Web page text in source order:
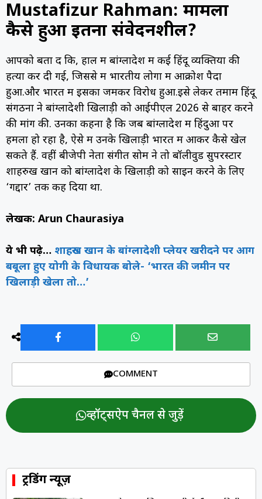
Mustafizur Rahman: मामला
कैसे हुआ इतना संवेदनशील?
आपको बता दें कि, हाल में बांग्लादेश में कई हिंदू व्यक्तियों की
हत्या कर दी गई, जिससे में भारतीय लोगों में आक्रोश पैदा
हुआ.और भारत में इसका जमकर विरोध हुआ.इसे लेकर तमाम हिंदू
संगठनों ने बांग्लादेशी खिलाड़ी को आईपीएल 2026 से बाहर करने
की मांग की. उनका कहना है कि जब बांग्लादेश में हिंदुओं पर
हमला हो रहा है, ऐसे में उनके खिलाड़ी भारत में आकर कैसे खेल
सकते हैं. वहीं बीजेपी नेता संगीत सोम ने तो बॉलीवुड सुपरस्टार
शाहरुख खान को बांग्लादेश के खिलाड़ी को साइन करने के लिए
‘गद्दार’ तक कह दिया था.
लेखक: Arun Chaurasiya
ये भी पढ़े… शाहरुख खान के बांग्लादेशी प्लेयर खरीदने पर आग
बबूला हुए योगी के विधायक बोले- ‘भारत की जमीन पर
खिलाड़ी खेला तो…’
COMMENT
व्हॉट्सऐप चैनल से जुड़ें
ट्रेंडिंग न्यूज़